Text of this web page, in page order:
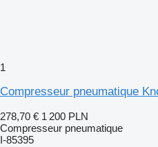
1
Compresseur pneumatique
278,70 € 1 200 PLN
Compresseur pneumatique
I-85395